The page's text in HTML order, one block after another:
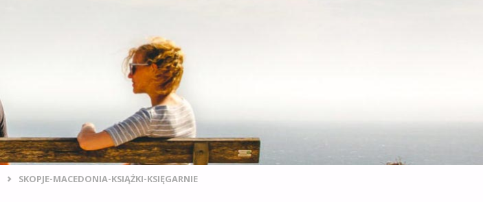
SKOPJE-MACEDONIA-KSIĄŻKI-KSIĘGARNIE